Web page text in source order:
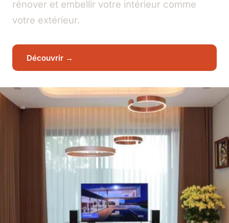
rénover et embellir votre intérieur comme
votre extérieur.
Découvrir →